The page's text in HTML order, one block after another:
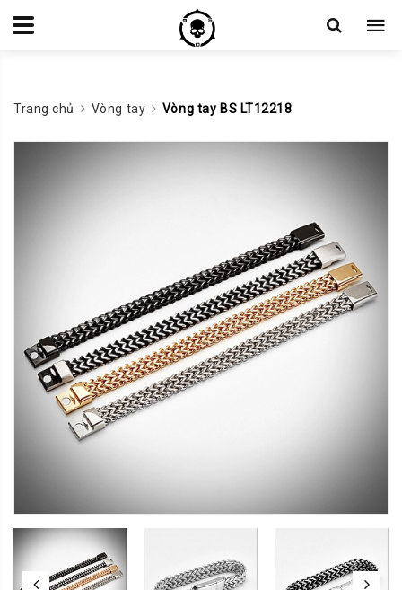
Trang chủ Vòng tay Vòng tay BS LT12218